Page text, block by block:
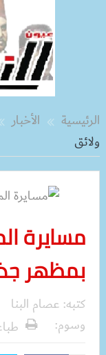
الرئيسية الأخبار
ولائق
مسايرة
بمظهر
كتبه: عصام البنا
وسوم: